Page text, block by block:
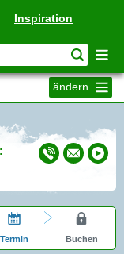
Inspiration
ändern
Termin Buchen